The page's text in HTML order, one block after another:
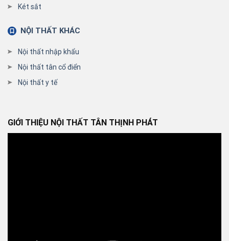
Két sắt
NỘI THẤT KHÁC
Nội thất nhập khẩu
Nội thất tân cổ điển
Nội thất y tế
GIỚI THIỆU NỘI THẤT TÂN THỊNH PHÁT